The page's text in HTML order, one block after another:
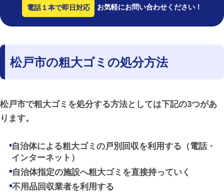
電話１本で即日対応 お気軽にお問い合わせください！
松戸市の粗大ゴミの処分方法
松戸市で粗大ゴミを処分する方法としては下記の3つがあ
ります。
自治体による粗大ゴミの戸別回収を利用する（電話・
インターネット）
自治体指定の施設へ粗大ゴミを直接持っていく
不用品回収業者を利用する